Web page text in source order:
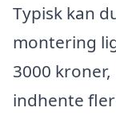
Typisk kan
montering
3000
indhente